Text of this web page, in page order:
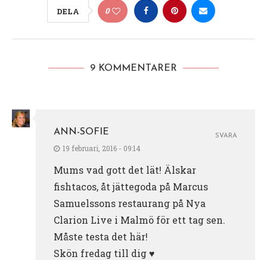
DELA 0
9 KOMMENTARER
ANN-SOFIE
19 februari, 2016 - 09:14
Mums vad gott det lät! Älskar
fishtacos, åt jättegoda på Marcus
Samuelssons restaurang på Nya
Clarion Live i Malmö för ett tag sen.
Måste testa det här!
Skön fredag till dig ♥
SVARA